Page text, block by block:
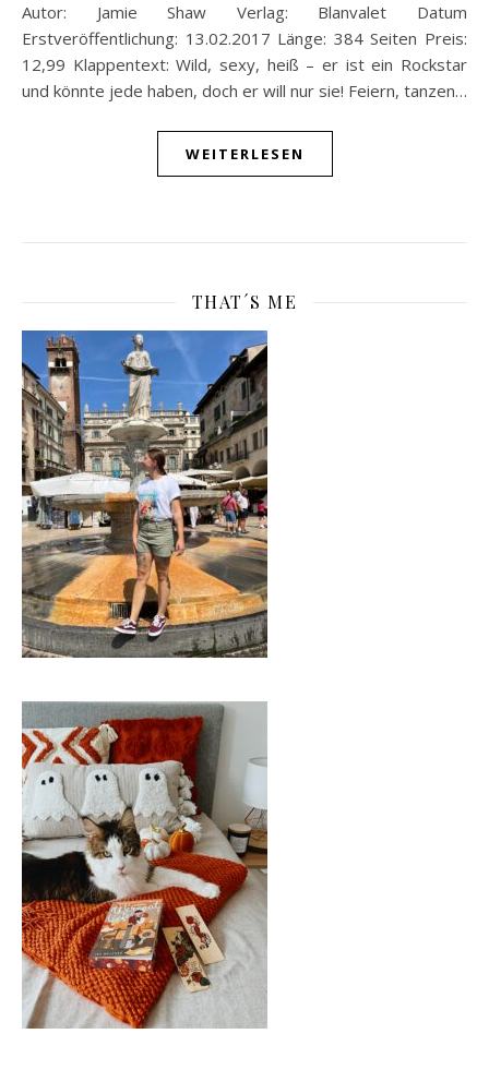
Autor: Jamie Shaw Verlag: Blanvalet Datum
Erstveröffentlichung: 13.02.2017 Länge: 384 Seiten Preis:
12,99 Klappentext: Wild, sexy, heiß – er ist ein Rockstar
und könnte jede haben, doch er will nur sie! Feiern, tanzen…
WEITERLESEN
THAT´S ME